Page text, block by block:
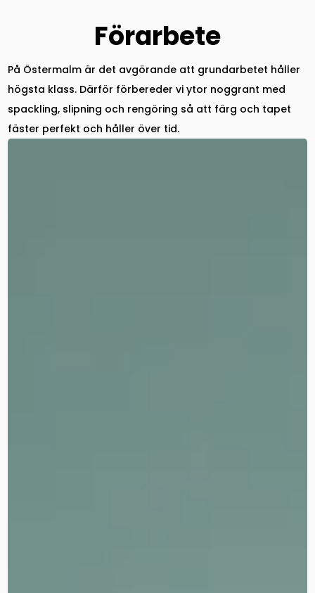
Förarbete
På Östermalm är det avgörande att grundarbetet håller
högsta klass. Därför förbereder vi ytor noggrant med
spackling, slipning och rengöring så att färg och tapet
fäster perfekt och håller över tid.